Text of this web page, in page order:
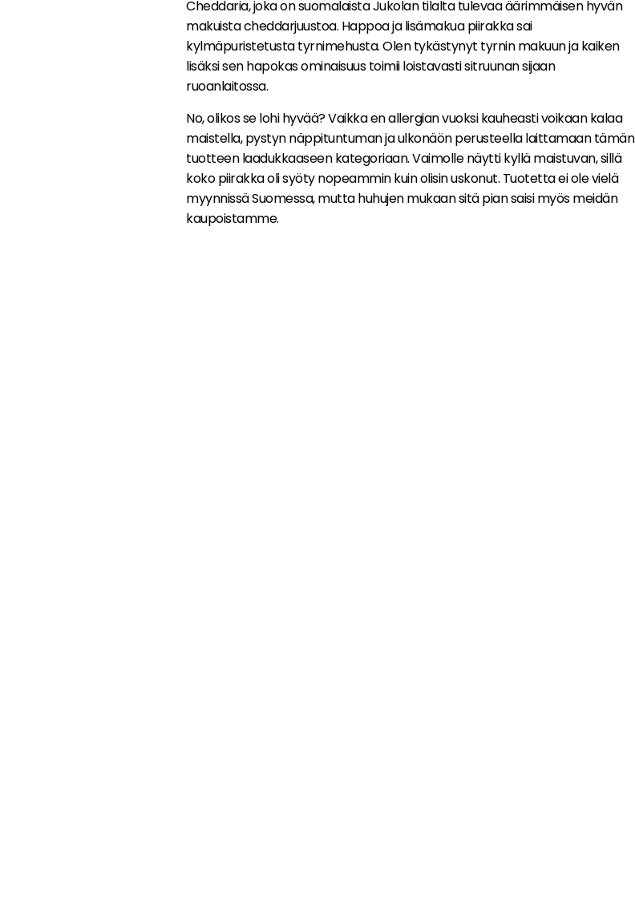
Cheddaria, joka on suomalaista Jukolan tilalta tulevaa äärimmäisen hyvän
makuista cheddarjuustoa. Happoa ja lisämakua piirakka sai
kylmäpuristetusta tyrnimehusta. Olen tykästynyt tyrnin makuun ja kaiken
lisäksi sen hapokas ominaisuus toimii loistavasti sitruunan sijaan
ruoanlaitossa.
No, olikos se lohi hyvää? Vaikka en allergian vuoksi kauheasti voikaan kalaa
maistella, pystyn näppituntuman ja ulkonäön perusteella laittamaan tämän
tuotteen laadukkaaseen kategoriaan. Vaimolle näytti kyllä maistuvan, sillä
koko piirakka oli syöty nopeammin kuin olisin uskonut. Tuotetta ei ole vielä
myynnissä Suomessa, mutta huhujen mukaan sitä pian saisi myös meidän
kaupoistamme.